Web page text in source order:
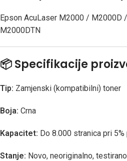
Epson AcuLaser M2000 /
M2000DTN
📦Specifikacije
Tip: Zamjenski (kompatibilni) toner
Boja: Crna
Kapacitet: Do 8.000 stranica pri
Stanje: Novo, neoriginalno,